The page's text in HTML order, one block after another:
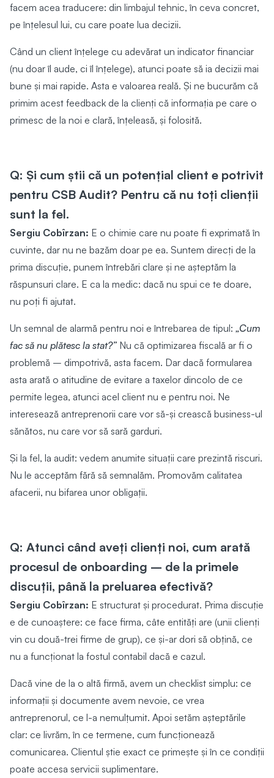
facem acea traducere: din limbajul tehnic, în ceva concret,
pe înțelesul lui, cu care poate lua decizii.
Când un client înțelege cu adevărat un indicator financiar
(nu doar îl aude, ci îl înțelege), atunci poate să ia decizii mai
bune și mai rapide. Asta e valoarea reală. Și ne bucurăm că
primim acest feedback de la clienți că informația pe care o
primesc de la noi e clară, înțeleasă, și folosită.
Q: Și cum știi că un potențial client e potrivit
pentru CSB Audit? Pentru că nu toți clienții
sunt la fel.
Sergiu Cobîrzan: E o chimie care nu poate fi exprimată în
cuvinte, dar nu ne bazăm doar pe ea. Suntem direcți de la
prima discuție, punem întrebări clare și ne așteptăm la
răspunsuri clare. E ca la medic: dacă nu spui ce te doare,
nu poți fi ajutat.
Un semnal de alarmă pentru noi e întrebarea de tipul: „Cum
fac să nu plătesc la stat?” Nu că optimizarea fiscală ar fi o
problemă – dimpotrivă, asta facem. Dar dacă formularea
asta arată o atitudine de evitare a taxelor dincolo de ce
permite legea, atunci acel client nu e pentru noi. Ne
interesează antreprenorii care vor să-și crească business-ul
sănătos, nu care vor să sară garduri.
Și la fel, la audit: vedem anumite situații care prezintă riscuri.
Nu le acceptăm fără să semnalăm. Promovăm calitatea
afacerii, nu bifarea unor obligații.
Q: Atunci când aveți clienți noi, cum arată
procesul de onboarding – de la primele
discuții, până la preluarea efectivă?
Sergiu Cobîrzan: E structurat și procedurat. Prima discuție
e de cunoaștere: ce face firma, câte entități are (unii clienți
vin cu două-trei firme de grup), ce și-ar dori să obțină, ce
nu a funcționat la fostul contabil dacă e cazul.
Dacă vine de la o altă firmă, avem un checklist simplu: ce
informații și documente avem nevoie, ce vrea
antreprenorul, ce l-a nemulțumit. Apoi setăm așteptările
clar: ce livrăm, în ce termene, cum funcționează
comunicarea. Clientul știe exact ce primește și în ce condiții
poate accesa servicii suplimentare.